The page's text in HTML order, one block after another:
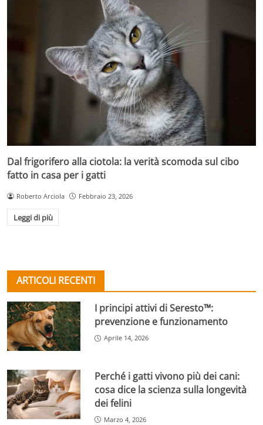
Dal frigorifero alla ciotola: la verità scomoda sul cibo
fatto in casa per i gatti
Roberto Arciola Febbraio 23, 2026
Leggi di più
ARTICOLI RECENTI
I principi attivi di Seresto™:
prevenzione e funzionamento
Aprile 14, 2026
Perché i gatti vivono più dei cani:
cosa dice la scienza sulla longevità
dei felini
Marzo 4, 2026